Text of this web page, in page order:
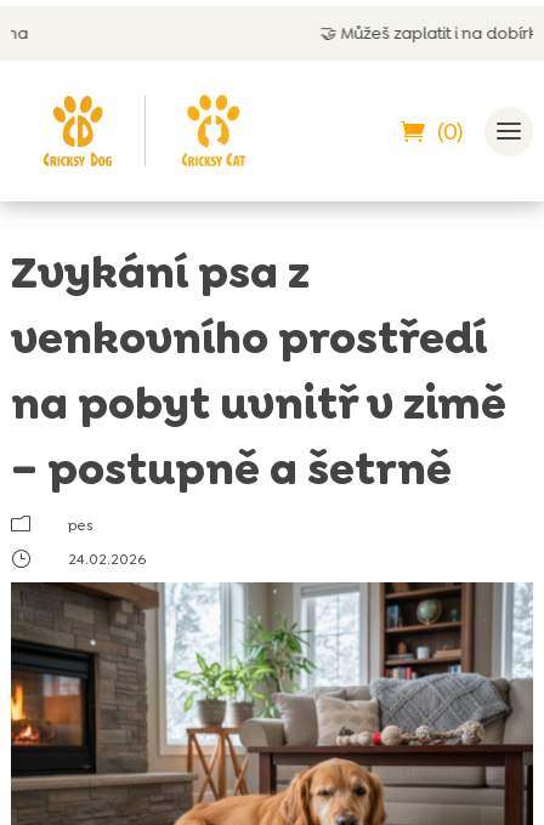
Můžeš zaplatit i na dobírku
(0)
Zvykání psa z
venkovního prostředí
na pobyt uvnitř v zimě
– postupně a šetrně
m
pes
}
24.02.2026